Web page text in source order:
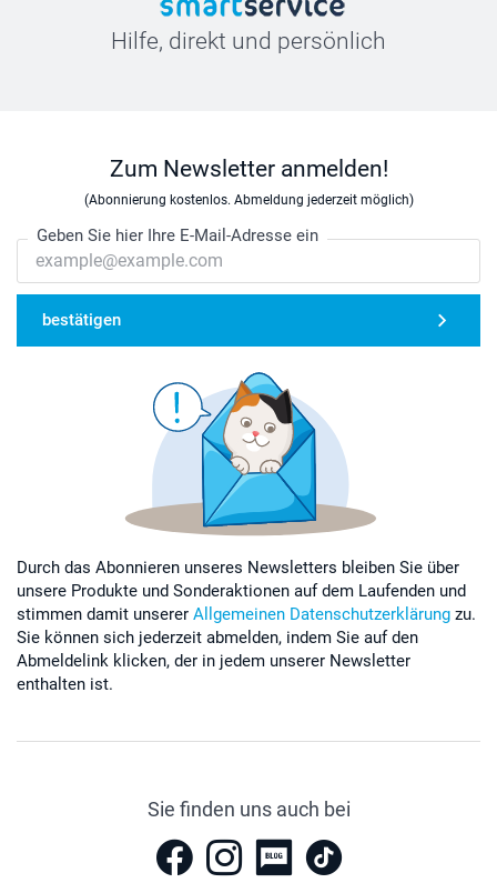
Hilfe, direkt und persönlich
Zum Newsletter anmelden!
(Abonnierung kostenlos. Abmeldung jederzeit möglich)
Geben Sie hier Ihre E-Mail-Adresse ein
bestätigen
Durch das Abonnieren unseres Newsletters bleiben Sie über
unsere Produkte und Sonderaktionen auf dem Laufenden und
stimmen damit unserer Allgemeinen Datenschutzerklärung zu.
Sie können sich jederzeit abmelden, indem Sie auf den
Abmeldelink klicken, der in jedem unserer Newsletter
enthalten ist.
Sie finden uns auch bei